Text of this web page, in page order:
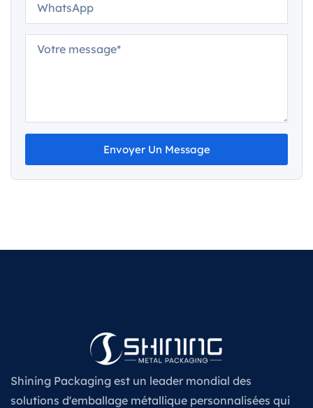
Envoyer Un Message
Shining Packaging est un leader mondial des
solutions d'emballage métallique personnalisées qui